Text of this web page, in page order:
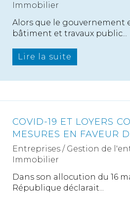
Immobilier
Alors que le gouvernement
bâtiment et travaux public...
Lire la suite
COVID-19 ET LOYERS
MESURES EN FAVEUR
Entreprises / Gestion de
Immobilier
Dans son allocution du 16
République déclarait...